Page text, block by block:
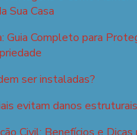
Sua Casa
Guia Completo para
ser instaladas?
evitam danos estruturais